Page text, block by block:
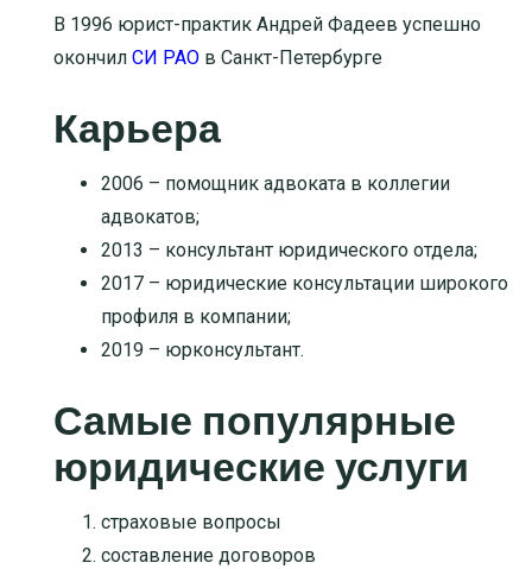
В 1996 юрист-практик Андрей Фадеев успешно
окончил СИ РАО в Санкт-Петербурге
Карьера
2006 – помощник адвоката в коллегии
адвокатов;
2013 – консультант юридического отдела;
2017 – юридические консультации широкого
профиля в компании;
2019 – юрконсультант.
Самые популярные
юридические услуги
страховые вопросы
составление договоров